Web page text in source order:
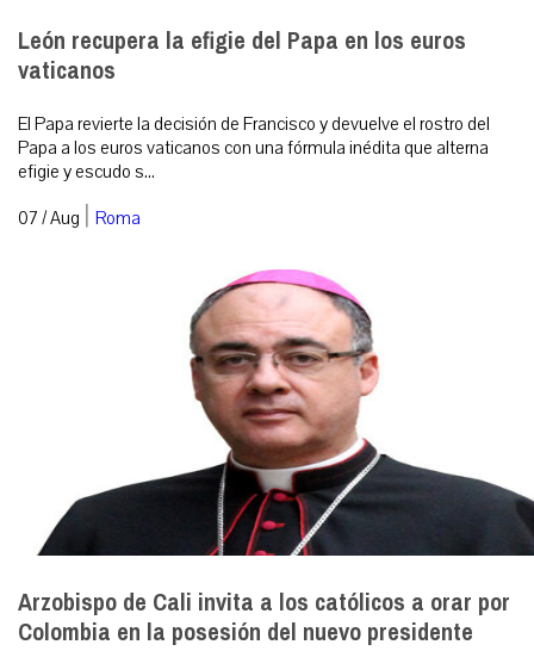
León recupera la efigie del Papa en los euros
vaticanos
El Papa revierte la decisión de Francisco y devuelve el rostro del
Papa a los euros vaticanos con una fórmula inédita que alterna
efigie y escudo s...
07 / Aug | Roma
Arzobispo de Cali invita a los católicos a orar por
Colombia en la posesión del nuevo presidente